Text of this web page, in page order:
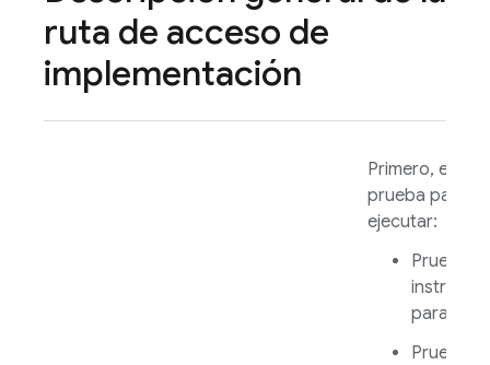
ruta de acceso de
implementación
Primero, elige
prueba para
ejecutar:
Prueba
para
Prueba